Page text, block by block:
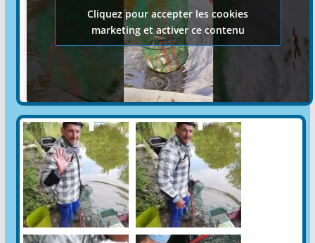
Cliquez pour accepter les cookies
marketing et activer ce contenu